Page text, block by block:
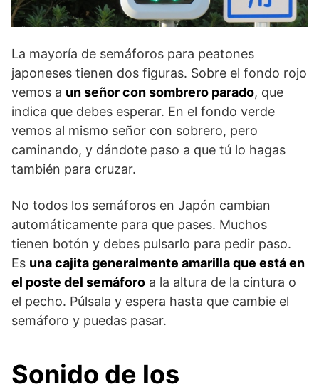
La mayoría de semáforos para peatones
japoneses tienen dos figuras. Sobre el fondo rojo
vemos a un señor con sombrero parado, que
indica que debes esperar. En el fondo verde
vemos al mismo señor con sobrero, pero
caminando, y dándote paso a que tú lo hagas
también para cruzar.
No todos los semáforos en Japón cambian
automáticamente para que pases. Muchos
tienen botón y debes pulsarlo para pedir paso.
Es una cajita generalmente amarilla que está en
el poste del semáforo a la altura de la cintura o
el pecho. Púlsala y espera hasta que cambie el
semáforo y puedas pasar.
Sonido de los